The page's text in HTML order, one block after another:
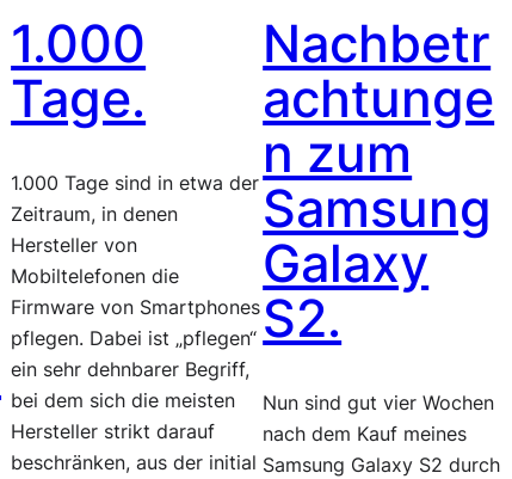
1.000
Tage.
1.000 Tage sind in etwa der
Zeitraum, in denen
Hersteller von
Mobiltelefonen die
Firmware von Smartphones
pflegen. Dabei ist „pflegen“
ein sehr dehnbarer Begriff,
bei dem sich die meisten
Hersteller strikt darauf
beschränken, aus der initial
Nachbetr
achtunge
n zum
Samsung
Galaxy
S2.
Nun sind gut vier Wochen
nach dem Kauf meines
Samsung Galaxy S2 durch